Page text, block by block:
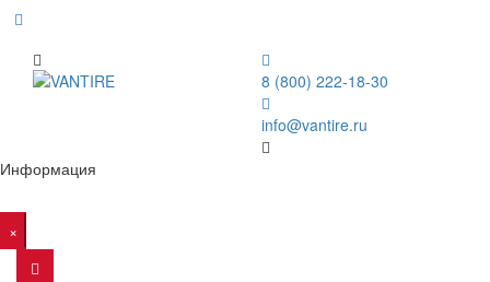
8 (800) 222-18-30
info@vantire.ru
Информация
×